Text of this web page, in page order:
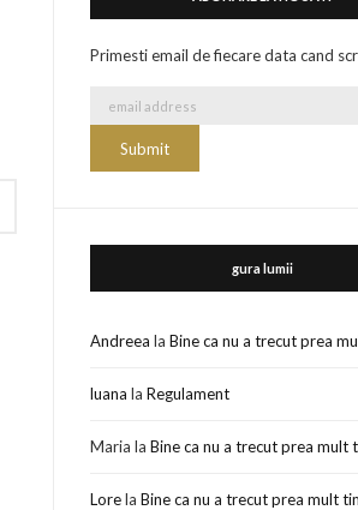
Primesti email de fiecare data cand
gura lumii
Andreea laBine ca nu a trecut prea
luana laRegulament
Maria laBine ca nu a trecut prea mult
LorelaBine ca nu a trecut prea mult